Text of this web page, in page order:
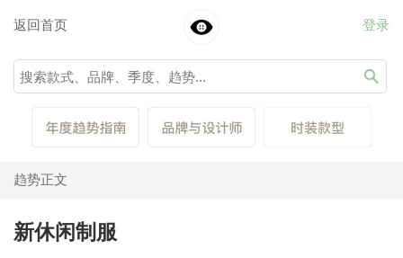
返回首页 登录
趋势正文
新休闲制服